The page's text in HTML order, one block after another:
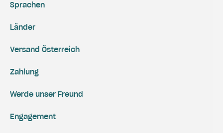
Versand Österreich
Zahlung
Engagement
Werde unser Freund
Sprachen
Länder